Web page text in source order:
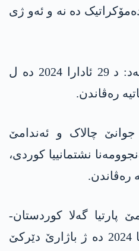
دەمۆکراتیک دە نە و ئەو ژی
رۆژنامەگەر راکان ئەحمەد: د 29 ئادارا 2024 دە ل
رەڤاندن.
چالاک و ئەندامێ
نشتمانییا کوردی،
گەلا کوردستان-
سووریێ کو د 1ێ نیسانا 2024 دە ژ باژارێ دێرکێ